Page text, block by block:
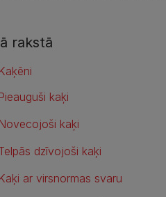
rakstā
Kaķēni
Pieauguši kaķi
Novecojoši kaķi
dzīvojoši kaķi
Kaķi ar virsnormas svaru